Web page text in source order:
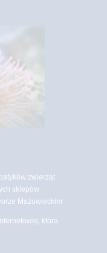
zwierząt
sklepów
Mazowieckim
która